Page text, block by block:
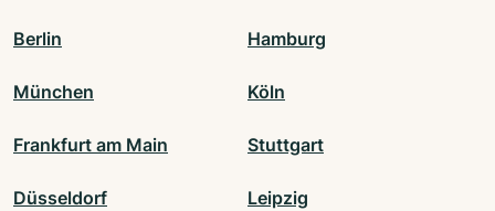
Berlin Hamburg
München Köln
Frankfurt am Main Stuttgart
Düsseldorf Leipzig